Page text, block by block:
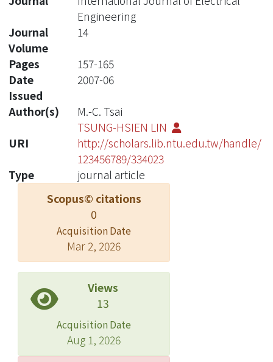
Engineering
Journal
Volume
14
Pages
157-165
Date
Issued
2007-06
Author(s)
M.-C. Tsai
TSUNG-HSIEN LIN
URI
http://scholars.lib.ntu.edu.tw/handle/
123456789/334023
Type
journal article
Scopus© citations
0
Acquisition Date
Mar 2, 2026
Views
13
Acquisition Date
Aug 1, 2026